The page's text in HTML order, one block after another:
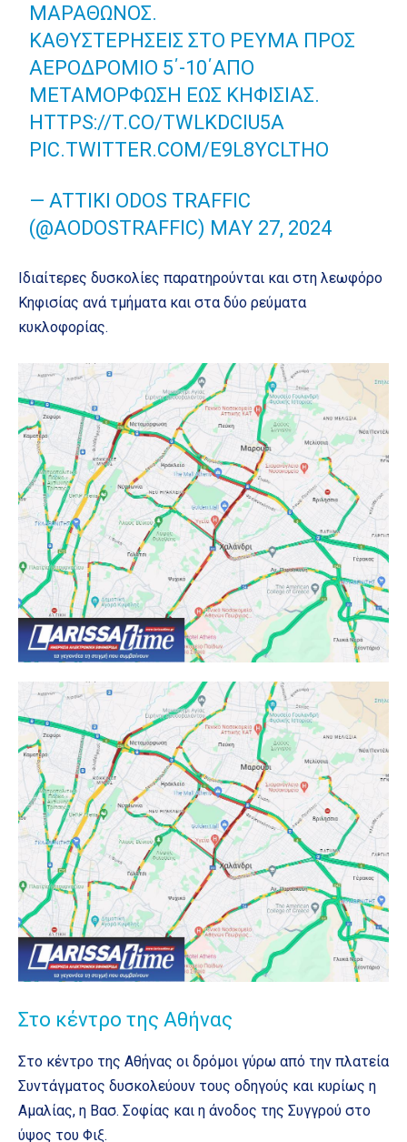
ΜΑΡΑΘΏΝΟΣ.
ΚΑΘΥΣΤΕΡΉΣΕΙΣ ΣΤΟ ΡΕΎΜΑ ΠΡΟΣ
ΑΕΡΟΔΡΌΜΙΟ 5΄-10΄ΑΠΌ
ΜΕΤΑΜΌΡΦΩΣΗ ΈΩΣ ΚΗΦΙΣΊΑΣ.
HTTPS://T.CO/TWLKDCIU5A
PIC.TWITTER.COM/E9L8YCLTHO
— ATTIKI ODOS TRAFFIC
(@AODOSTRAFFIC) MAY 27, 2024
Ιδιαίτερες δυσκολίες παρατηρούνται και στη λεωφόρο
Κηφισίας ανά τμήματα και στα δύο ρεύματα
κυκλοφορίας.
Στο κέντρο της Αθήνας
Στο κέντρο της Αθήνας οι δρόμοι γύρω από την πλατεία
Συντάγματος δυσκολεύουν τους οδηγούς και κυρίως η
Αμαλίας, η Βασ. Σοφίας και η άνοδος της Συγγρού στο
ύψος του Φιξ.